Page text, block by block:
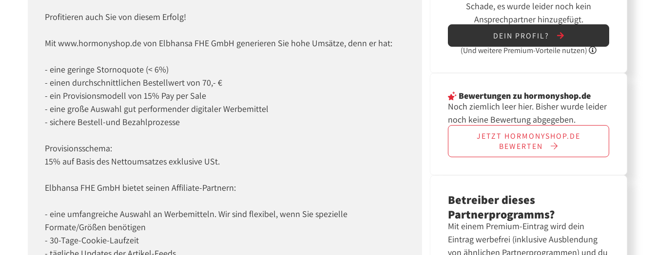
Profitieren auch Sie von diesem Erfolg!
Mit www.hormonyshop.de von Elbhansa FHE GmbH generieren Sie hohe Umsätze, denn er hat:
- eine geringe Stornoquote (< 6%)
- einen durchschnittlichen Bestellwert von 70,- €
- ein Provisionsmodell von 15% Pay per Sale
- eine große Auswahl gut performender digitaler Werbemittel
- sichere Bestell-und Bezahlprozesse
Provisionsschema:
15% auf Basis des Nettoumsatzes exklusive USt.
Elbhansa FHE GmbH bietet seinen Affiliate-Partnern:
- eine umfangreiche Auswahl an Werbemitteln. Wir sind flexibel, wenn Sie spezielle
Formate/Größen benötigen
- 30-Tage-Cookie-Laufzeit
Schade, es wurde leider noch kein
Ansprechpartner hinzugefügt.
DEIN PROFIL?
(UndweiterePremium-Vorteile nutzen)
Bewertungenzu hormonyshop.de
Noch ziemlich leer hier. Bisher wurde leider
noch keine Bewertung abgegeben.
JETZT HORMONYSHOP.DE
BEWERTEN
Betreiber dieses
Partnerprogramms?
Mit einem Premium-Eintrag wird dein
Eintrag werbefrei (inklusive Ausblendung
von ähnlichen Partnerprogrammen) und du